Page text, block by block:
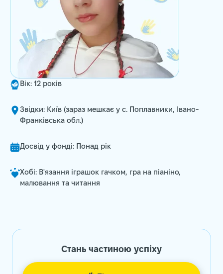
Вік: 12 років
Звідки: Київ (зараз мешкає у с. Поплавники, Івано-
Франківська обл.)
Досвід у фонді: Понад рік
Хобі: В'язання іграшок гачком, гра на піаніно,
малювання та читання
Стань частиною успіху